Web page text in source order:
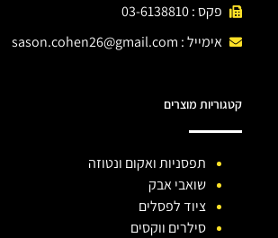
פקס : 03-6138810
אימייל : sason.cohen26@gmail.com
קטגוריות מוצרים
תפסניות ואקום ונטוזה
שואבי אבק
ציוד לפסלים
סילרים ווקסים